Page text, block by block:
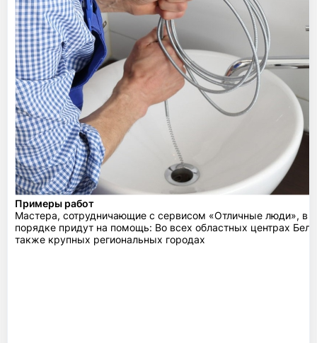
Примеры работ
Мастера, сотрудничающие с сервисом «Отличные люди», в
порядке придут на помощь: Во всех областных центрах
также крупных региональных городах